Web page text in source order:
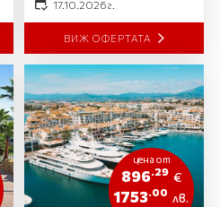
17.10.2026 г.
ВИЖ ОФЕРТАТА
цена от
896.29 €
1753.00 лв.